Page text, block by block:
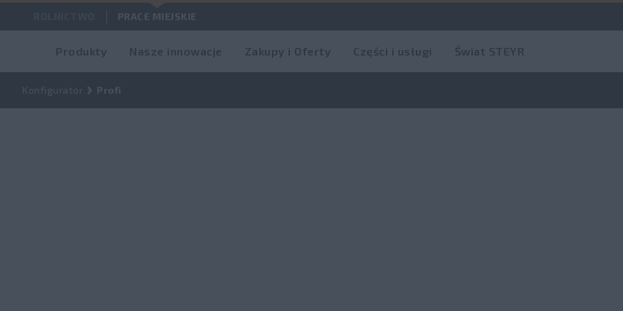
PRACE MIEJSKIE
Produkty Nasze innowacje Zakupy i Oferty Części i usługi Świat STEYR
Konfigurator Profi